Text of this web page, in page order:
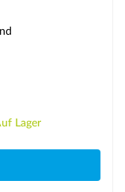
Lager